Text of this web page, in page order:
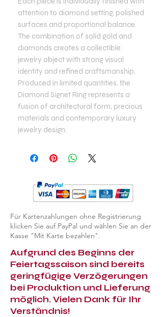
attention to diamond setting, polished
surfaces and proportional balance.
The combination of solid gold and
diamonds creates a collectible
jewelry object with strong visual
identity and refined craftsmanship.
Produced in limited quantities, the
Diamond Signet Ring represents a
fusion of architectural form, precious
materials and contemporary luxury
jewelry design.
Für Kartenzahlungen ohne Registrierung
klicken Sie auf PayPal und wählen Sie an der
Kasse "Mit Karte bezahlen".
Aufgrund des Beginns der
Feiertagssaison sind bereits
geringfügige Verzögerungen
bei Produktion und Lieferung
möglich. Vielen Dank für Ihr
Verständnis!